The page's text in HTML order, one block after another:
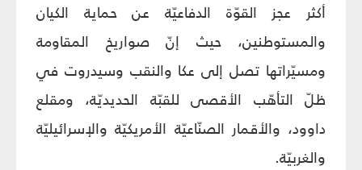
أكثر عجز القوّة الدفاعيّة عن حماية الكيان
والمستوطنين، حيث إنّ صواريخ المقاومة
ومسيّراتها تصل إلى عكا والنقب وسيدروت في
ظلّ التأهّب الأقصى للقبّة الحديديّة، ومقلع
داوود، والأقمار الصنّاعيّة الأمريكيّة والإسرائيليّة
والغربيّة.